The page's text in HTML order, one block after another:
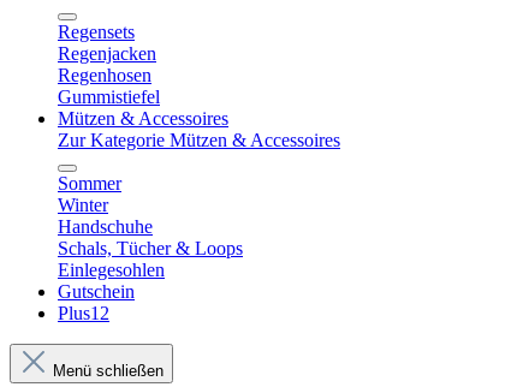
Regensets
Regenjacken
Regenhosen
Gummistiefel
Mützen & Accessoires
Zur Kategorie Mützen & Accessoires
Sommer
Winter
Handschuhe
Schals, Tücher & Loops
Einlegesohlen
Gutschein
Plus12
Menü schließen